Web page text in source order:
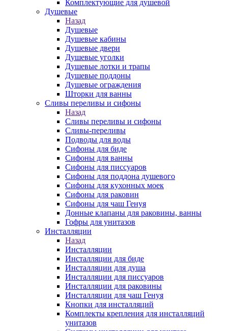
Комплектующие для душевой
Душевые
Назад
Душевые
Душевые кабины
Душевые двери
Душевые уголки
Душевые лотки и трапы
Душевые поддоны
Душевые ограждения
Шторки для ванны
Сливы переливы и сифоны
Назад
Сливы переливы и сифоны
Сливы-переливы
Подводы для воды
Сифоны для биде
Сифоны для ванны
Сифоны для писсуаров
Сифоны для поддона душевого
Сифоны для кухонных моек
Сифоны для раковин
Сифоны для чаш Генуя
Донные клапаны для раковины, ванны
Гофры для унитазов
Инсталляции
Назад
Инсталляции
Инсталляции для биде
Инсталляции для душа
Инсталляции для писсуаров
Инсталляции для раковины
Инсталляции для чаш Генуя
Кнопки для инсталляций
Комплекты крепления для инсталляций
унитазов